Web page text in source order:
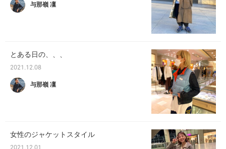
与那嶺 凜
とある日の、、、
2021.12.08
与那嶺 凜
女性のジャケットスタイル